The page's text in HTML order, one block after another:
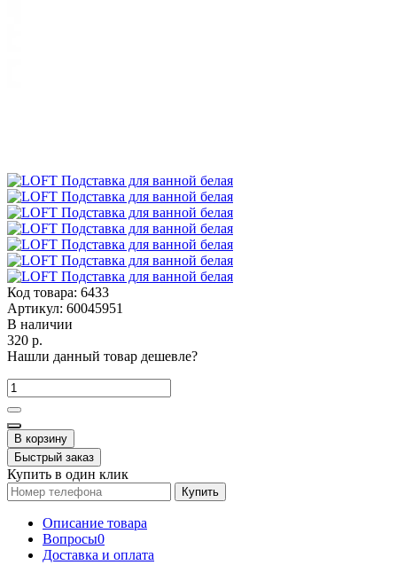
Код товара: 6433
Артикул: 60045951
В наличии
320 р.
Нашли данный товар дешевле?
В корзину
Быстрый заказ
Купить в один клик
Купить
Описание товара
Вопросы0
Доставка и оплата